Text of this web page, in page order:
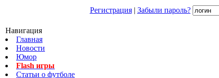
Регистрация| Забыли пароль?
Навигация
Главная
Новости
Юмор
Flash игры
Статьи о футболе